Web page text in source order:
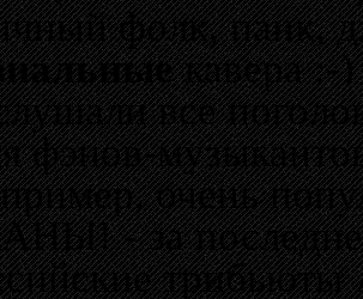
фолк, панк,
кавера :-
все
фэнов-
очень
- за